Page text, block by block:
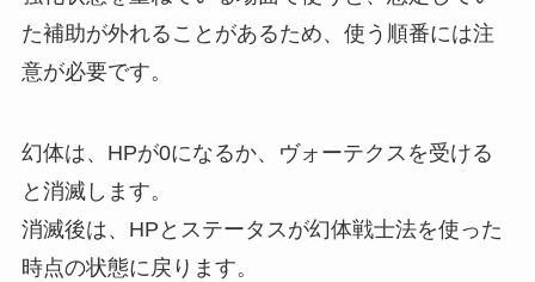
た補助が外れることがあるため、使う順番には注
意が必要です。
幻体は、HPが0になるか、ヴォーテクスを受ける
と消滅します。
消滅後は、HPとステータスが幻体戦士法を使った
時点の状態に戻ります。